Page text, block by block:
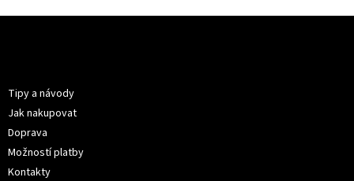
Tipy a návody
Jak nakupovat
Doprava
Možností platby
Kontakty